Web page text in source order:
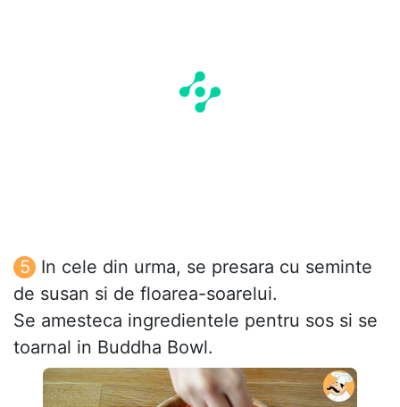
In cele din urma, se presara cu seminte
de susan si de floarea-soarelui.
Se amesteca ingredientele pentru sos si se
toarnal in Buddha Bowl.